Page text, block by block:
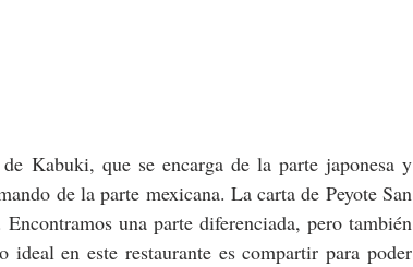
Kabuki, que se encarga de la parte japonesa y
de la parte mexicana. La carta de Peyote San
una parte diferenciada, pero también
en este restaurante es compartir para poder